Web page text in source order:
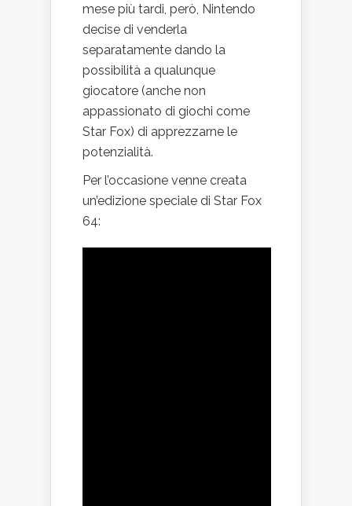
mese più tardi, però, Nintendo
decise di venderla
separatamente dando la
possibilità a qualunque
giocatore (anche non
appassionato di giochi come
Star Fox) di apprezzarne le
potenzialità.
Per l’occasione venne creata
un’edizione speciale di Star Fox
64: